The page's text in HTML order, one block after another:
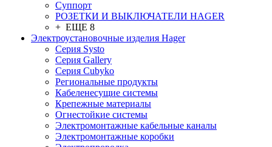
Суппорт
РОЗЕТКИ И ВЫКЛЮЧАТЕЛИ HAGER
+ ЕЩЕ 8
Электроустановочные изделия Hager
Серия Systo
Серия Gallery
Серия Cubyko
Региональные продукты
Кабеленесущие системы
Крепежные материалы
Огнестойкие системы
Электромонтажные кабельные каналы
Электромонтажные коробки